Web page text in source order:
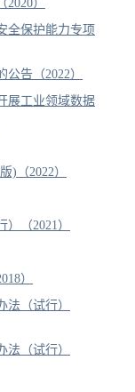
）
全保护能力专项
告（2022）
展工业领域数据
)（2022）
（2021）
）
（试行）
（试行）